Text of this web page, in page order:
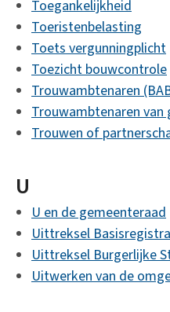
Toegankelijkheid
Toeristenbelasting
Toets vergunningplicht
Toezicht bouwcontrole
Trouwambtenaren
Trouwambtenaren van
Trouwen of
U
U en de gemeenteraad
Uittreksel
Uittreksel Burgerlijke
Uitwerken van de